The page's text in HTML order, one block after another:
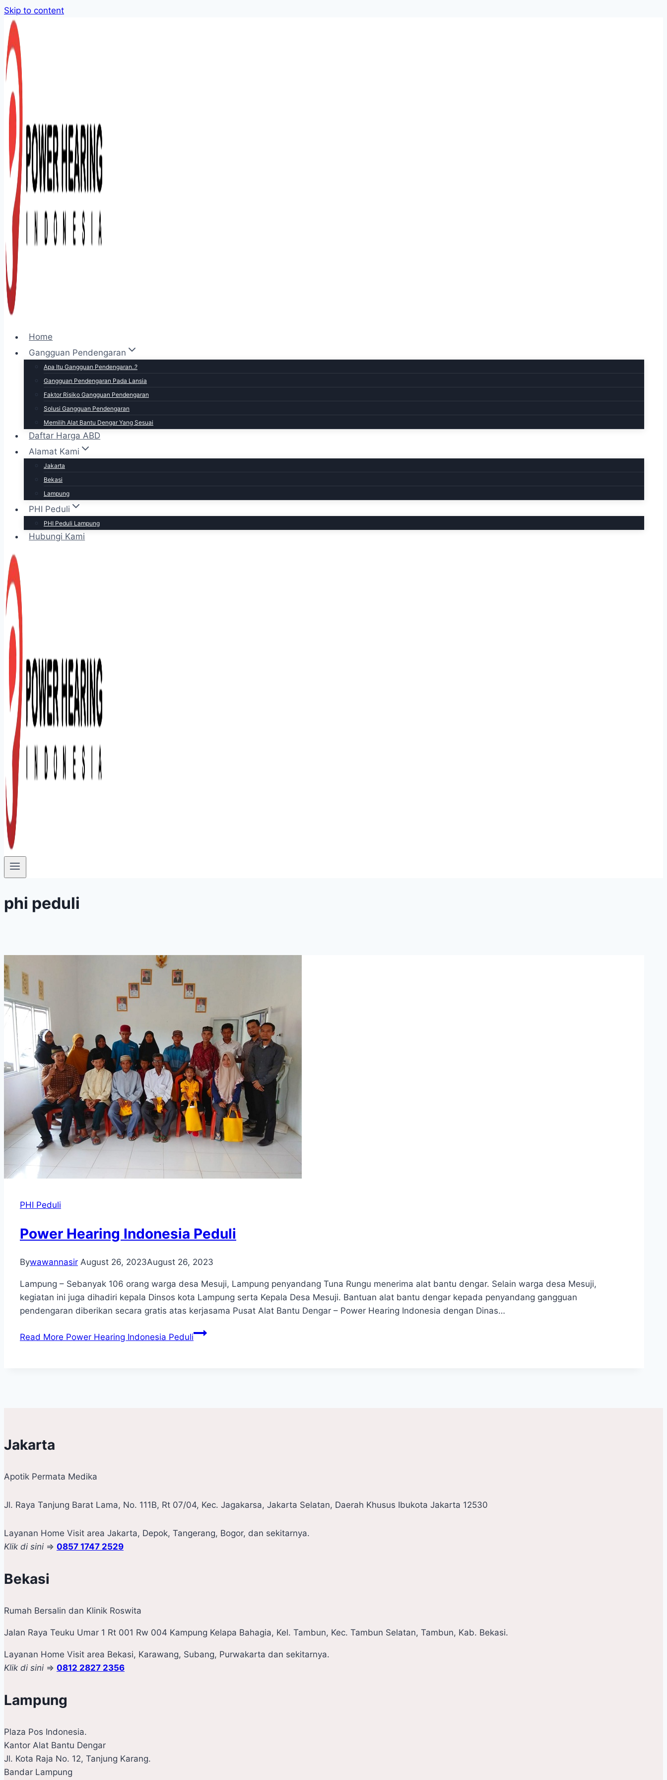
Skip to content
Home
Gangguan Pendengaran
Apa Itu Gangguan Pendengaran..?
Gangguan Pendengaran Pada Lansia
Faktor Risiko Gangguan Pendengaran
Solusi Gangguan Pendengaran
Memilih Alat Bantu Dengar Yang Sesuai
Daftar Harga ABD
Alamat Kami
Jakarta
Bekasi
Lampung
PHI Peduli
PHI Peduli Lampung
Hubungi Kami
phi peduli
PHI Peduli
Power Hearing Indonesia Peduli
Bywawannasir August 26, 2023August 26, 2023
Lampung – Sebanyak 106 orang warga desa Mesuji, Lampung penyandang Tuna Rungu menerima alat bantu dengar. Selain warga desa Mesuji,
kegiatan ini juga dihadiri kepala Dinsos kota Lampung serta Kepala Desa Mesuji. Bantuan alat bantu dengar kepada penyandang gangguan
pendengaran diberikan secara gratis atas kerjasama Pusat Alat Bantu Dengar – Power Hearing Indonesia dengan Dinas…
Read More Power Hearing Indonesia Peduli
Jakarta
Apotik Permata Medika
Jl. Raya Tanjung Barat Lama, No. 111B, Rt 07/04, Kec. Jagakarsa, Jakarta Selatan, Daerah Khusus Ibukota Jakarta 12530
Layanan Home Visit area Jakarta, Depok, Tangerang, Bogor, dan sekitarnya.
Klik di sini => 0857 1747 2529
Bekasi
Rumah Bersalin dan Klinik Roswita
Jalan Raya Teuku Umar 1 Rt 001 Rw 004 Kampung Kelapa Bahagia, Kel. Tambun, Kec. Tambun Selatan, Tambun, Kab. Bekasi.
Layanan Home Visit area Bekasi, Karawang, Subang, Purwakarta dan sekitarnya.
Klik di sini => 0812 2827 2356
Lampung
Plaza Pos Indonesia.
Kantor Alat Bantu Dengar
Jl. Kota Raja No. 12, Tanjung Karang.
Bandar Lampung